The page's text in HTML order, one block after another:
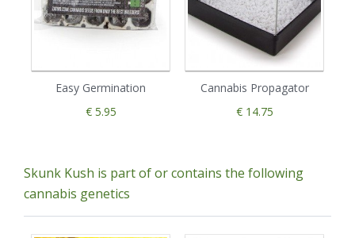
Easy Germination
€ 5.95
Cannabis Propagator
€ 14.75
Skunk Kush is part of or contains the following
cannabis genetics